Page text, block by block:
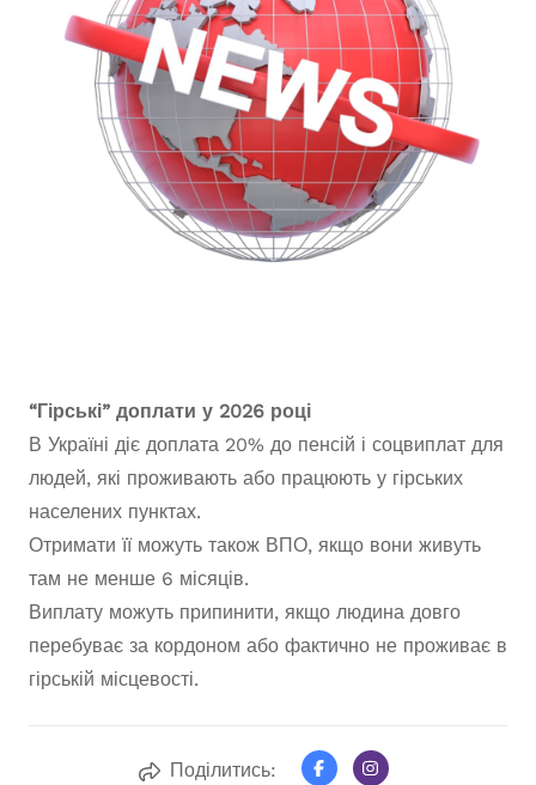
“Гірські” доплати у 2026 році
В Україні діє доплата 20% до пенсій і соцвиплат для
людей, які проживають або працюють у гірських
населених пунктах.
Отримати її можуть також ВПО, якщо вони живуть
там не менше 6 місяців.
Виплату можуть припинити, якщо людина довго
перебуває за кордоном або фактично не проживає в
гірській місцевості.
Поділитись: